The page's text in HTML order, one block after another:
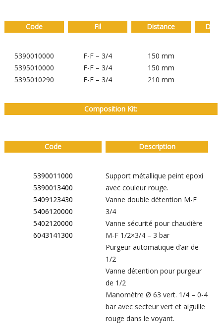
Code
5390010000
5395010000
5395010290
Fil
F-F – 3/4
F-F – 3/4
F-F – 3/4
Distance
150 mm
150 mm
210 mm
Composition Kit:
Code
5390011000
5390013400
5409123430
5406120000
5402120000
6043141300
Description
Support métallique peint epoxi
avec couleur rouge.
Vanne double détention M-F
3/4
Vanne sécurité pour chaudière
M-F 1/2×3/4 – 3 bar
Purgeur automatique d’air de
1/2
Vanne détention pour purgeur
de 1/2
Manomètre Ø 63 vert. 1/4 – 0-4
bar avec secteur vert et aiguille
rouge dans le voyant.